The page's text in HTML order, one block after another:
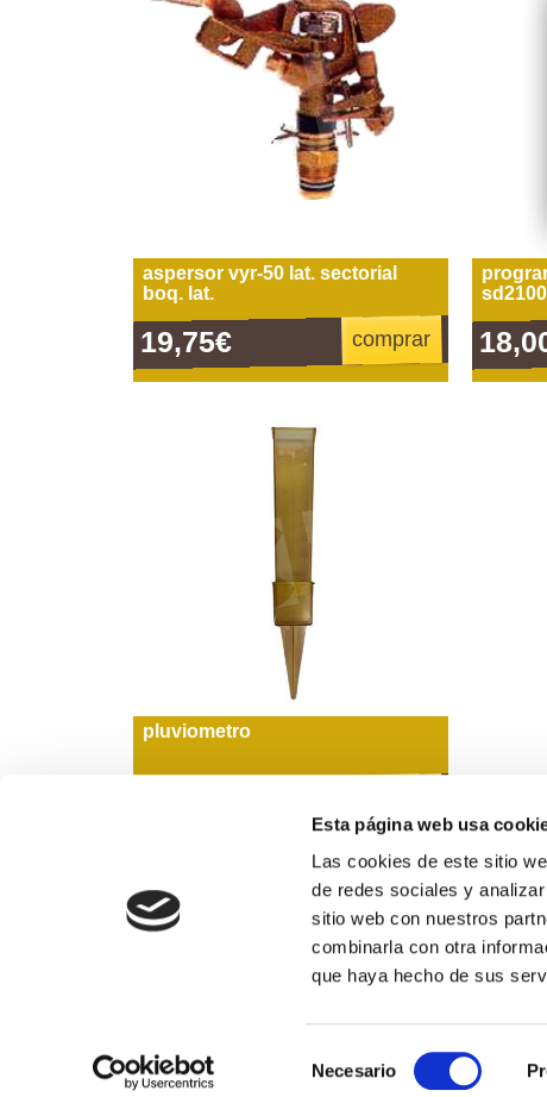
Esta página web usa
Las cookies de este sitio
de redes sociales y
sitio web con nuestros
combinarla con otra
que haya hecho de sus
de
Necesario
aspersor vyr-50 lat. sectorial
boq. lat.
19,75€ comprar
pluviometro
974 311 109
Horario de atención al público: de lunes a viernes